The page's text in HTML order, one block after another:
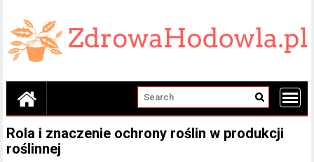
content
Rola i znaczenie ochrony roślin w produkcji
roślinnej